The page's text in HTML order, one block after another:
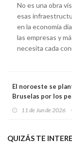
No es una obra
esas
en la economía
las empresas y
necesita cada
El noroeste se
Bruselas por los
11 de Jun de 2026
QUIZÁS TE